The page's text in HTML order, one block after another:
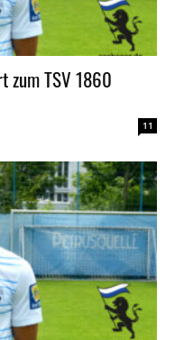
zum TSV 1860
11